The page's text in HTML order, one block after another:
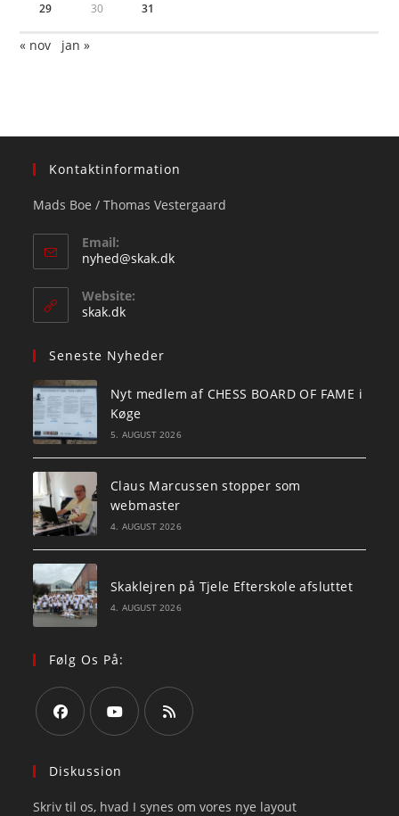
29 30 31
« nov jan »
Kontaktinformation
Mads Boe / Thomas Vestergaard
Email:
nyhed@skak.dkOpens
Website:
skak.dk
Seneste Nyheder
Nyt medlem af CHESS BOARD OF FAME i
Køge
5. AUGUST 2026
Claus Marcussen stopper som
webmaster
4. AUGUST 2026
Skaklejren på Tjele Efterskole afsluttet
4. AUGUST 2026
Følg Os På:
in
in
Diskussion
Skriv til os, hvad I synes om vores nye layout